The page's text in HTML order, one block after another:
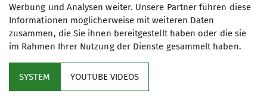
Werbung und Analysen weiter. Unsere Partner führen diese
Informationen möglicherweise mit weiteren Daten
zusammen, die Sie ihnen bereitgestellt haben oder die sie
im Rahmen Ihrer Nutzung der Dienste gesammelt haben.
SYSTEM YOUTUBE VIDEOS